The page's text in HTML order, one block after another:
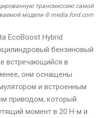
трансмиссию самой
модели © media.ford.com
EcoBoost Hybrid
бензиновый
встречающийся в
они оснащены
и встроенным
приводом, который
момент в 20 Н⋅м и